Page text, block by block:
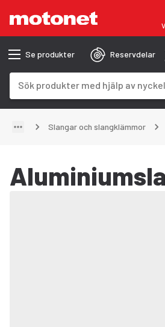
Se produkter Reservdelar
Slangar och slangklämmor